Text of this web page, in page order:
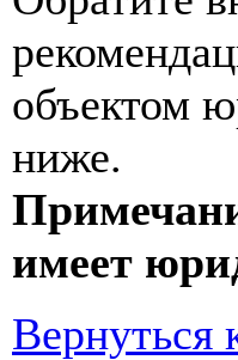
объектом
ниже.
имеет
Вернуться